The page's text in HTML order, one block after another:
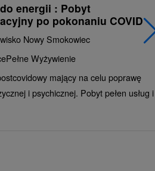
energii : Pobyt
po pokonaniu COVID
Nowy Smokowiec
Pełne Wyżywienie
mający na celu poprawę
i psychicznej. Pobyt pełen usług i